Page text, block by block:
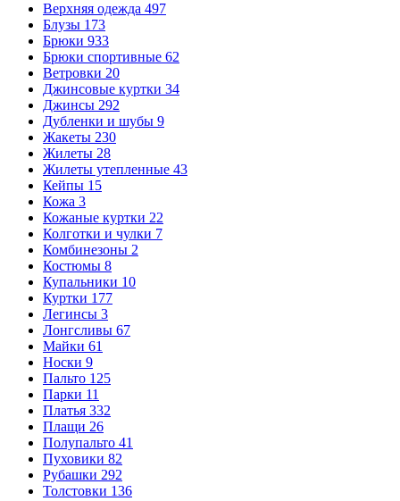
Верхняя одежда 497
Блузы 173
Брюки 933
Брюки спортивные 62
Ветровки 20
Джинсовые куртки 34
Джинсы 292
Дубленки и шубы 9
Жакеты 230
Жилеты 28
Жилеты утепленные 43
Кейпы 15
Кожа 3
Кожаные куртки 22
Колготки и чулки 7
Комбинезоны 2
Костюмы 8
Купальники 10
Куртки 177
Легинсы 3
Лонгсливы 67
Майки 61
Носки 9
Пальто 125
Парки 11
Платья 332
Плащи 26
Полупальто 41
Пуховики 82
Рубашки 292
Толстовки 136